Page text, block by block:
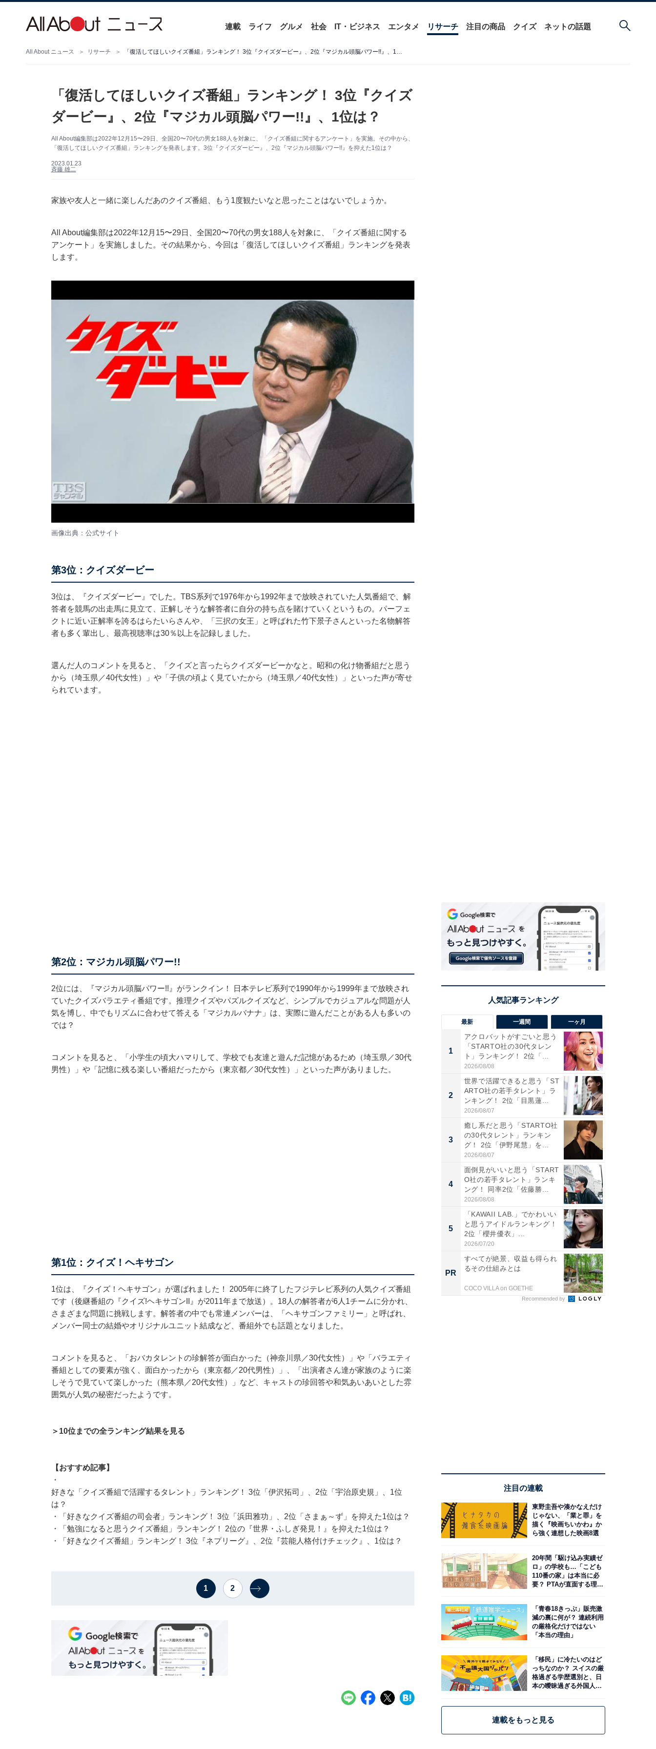
連載 ライフ グルメ 社会 IT・ビジネス エンタメ リサーチ 注目の商品 クイズ ネットの話題
All About ニュース リサーチ 「復活してほしいクイズ番組」ランキング！ 3位『クイズダービー』、2位『マジカル頭脳パワー!!』、1位は？
「復活してほしいクイズ番組」ランキング！ 3位『クイズ
ダービー』、2位『マジカル頭脳パワー!!』、1位は？
All About編集部は2022年12月15〜29日、全国20〜70代の男女188人を対象に、「クイズ番組に関するアンケート」を実施。その中から、
「復活してほしいクイズ番組」ランキングを発表します。3位『クイズダービー』、2位『マジカル頭脳パワー!!』を抑えた1位は？
2023.01.23
斉藤 雄二
家族や友人と一緒に楽しんだあのクイズ番組、もう1度観たいなと思ったことはないでしょうか。
All About編集部は2022年12月15〜29日、全国20〜70代の男女188人を対象に、「クイズ番組に関する
アンケート」を実施しました。その結果から、今回は「復活してほしいクイズ番組」ランキングを発表
します。
画像出典： 公式サイト
第3位：クイズダービー
3位は、『クイズダービー』でした。TBS系列で1976年から1992年まで放映されていた人気番組で、解
答者を競馬の出走馬に見立て、正解しそうな解答者に自分の持ち点を賭けていくというもの。パーフェ
クトに近い正解率を誇るはらたいらさんや、「三択の女王」と呼ばれた竹下景子さんといった名物解答
者も多く輩出し、最高視聴率は30％以上を記録しました。
選んだ人のコメントを見ると、「クイズと言ったらクイズダービーかなと。昭和の化け物番組だと思う
から（埼玉県／40代女性）」や「子供の頃よく見ていたから（埼玉県／40代女性）」といった声が寄せ
られています。
第2位：マジカル頭脳パワー!!
2位には、『マジカル頭脳パワー!!』がランクイン！ 日本テレビ系列で1990年から1999年まで放映され
ていたクイズバラエティ番組です。推理クイズやパズルクイズなど、シンプルでカジュアルな問題が人
気を博し、中でもリズムに合わせて答える「マジカルバナナ」は、実際に遊んだことがある人も多いの
では？
コメントを見ると、「小学生の頃大ハマりして、学校でも友達と遊んだ記憶があるため（埼玉県／30代
男性）」や「記憶に残る楽しい番組だったから（東京都／30代女性）」といった声がありました。
第1位：クイズ！ヘキサゴン
1位は、『クイズ！ヘキサゴン』が選ばれました！ 2005年に終了したフジテレビ系列の人気クイズ番組
です（後継番組の『クイズ!ヘキサゴンII』が2011年まで放送）。18人の解答者が6人1チームに分かれ、
さまざまな問題に挑戦します。解答者の中でも常連メンバーは、「ヘキサゴンファミリー」と呼ばれ、
メンバー同士の結婚やオリジナルユニット結成など、番組外でも話題となりました。
コメントを見ると、「おバカタレントの珍解答が面白かった（神奈川県／30代女性）」や「バラエティ
番組としての要素が強く、面白かったから（東京都／20代男性）」、「出演者さん達が家族のように楽
しそうで見ていて楽しかった（熊本県／20代女性）」など、キャストの珍回答や和気あいあいとした雰
囲気が人気の秘密だったようです。
＞10位までの全ランキング結果を見る
【おすすめ記事】
・
好きな「クイズ番組で活躍するタレント」ランキング！ 3位「伊沢拓司」、2位「宇治原史規」、1位
は？
・
「好きなクイズ番組の司会者」ランキング！ 3位「浜田雅功」、2位「さまぁ～ず」を抑えた1位は？
・
「勉強になると思うクイズ番組」ランキング！ 2位の『世界・ふしぎ発見！』を抑えた1位は？
・
「好きなクイズ番組」ランキング！ 3位『ネプリーグ』、2位『芸能人格付けチェック』、1位は？
1 2
最新 一週間 一ヶ月
1
アクロバットがすごいと思う
「STARTO社の30代タレン
ト」ランキング！ 2位「...
2026/08/08
2
世界で活躍できると思う「ST
ARTO社の若手タレント」ラ
ンキング！ 2位「目黒蓮...
2026/08/07
3
癒し系だと思う「STARTO社
の30代タレント」ランキン
グ！ 2位「伊野尾慧」を...
2026/08/07
4
面倒見がいいと思う「START
O社の若手タレント」ランキ
ング！ 同率2位「佐藤勝...
2026/08/08
5
「KAWAII LAB.」でかわいい
と思うアイドルランキング！
2位「櫻井優衣」...
2026/07/20
PR
すべてが絶景、収益も得られ
るその仕組みとは
COCO VILLA on GOETHE
Recommended by
注目の連載
東野圭吾や湊かなえだけ
じゃない、「業と罪」を
描く『映画ちいかわ』か
ら強く連想した映画8選
20年間「駆け込み実績ゼ
ロ」の学校も…「こども
110番の家」は本当に必
要？ PTAが直面する理想
「青春18きっぷ」販売激
減の裏に何が？ 連続利用
の厳格化だけではない
「本当の理由」
「移民」に冷たいのはど
っちなのか？ スイスの厳
格過ぎる学歴選別と、日
本の曖昧過ぎる外国人政
連載をもっと見る